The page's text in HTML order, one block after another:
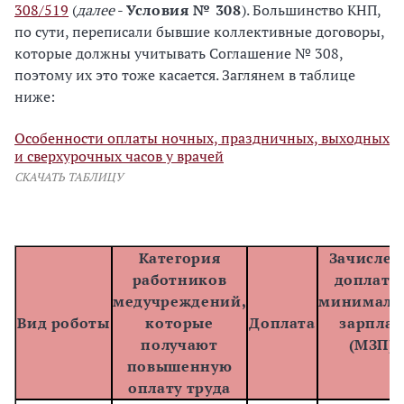
308/519 (далее-Условия № 308). Большинство КНП,
по сути, переписали бывшие коллективные договоры,
которые должны учитывать Соглашение № 308,
поэтому их это тоже касается. Заглянем в таблице
ниже:
Особенности оплаты ночных, праздничных, выходных
и сверхурочных часов у врачей
СКАЧАТЬ ТАБЛИЦУ
Вид роботы
Категория
работников
медучреждений,
которые
получают
повышенную
оплату труда
Доплата
(МЗП)*